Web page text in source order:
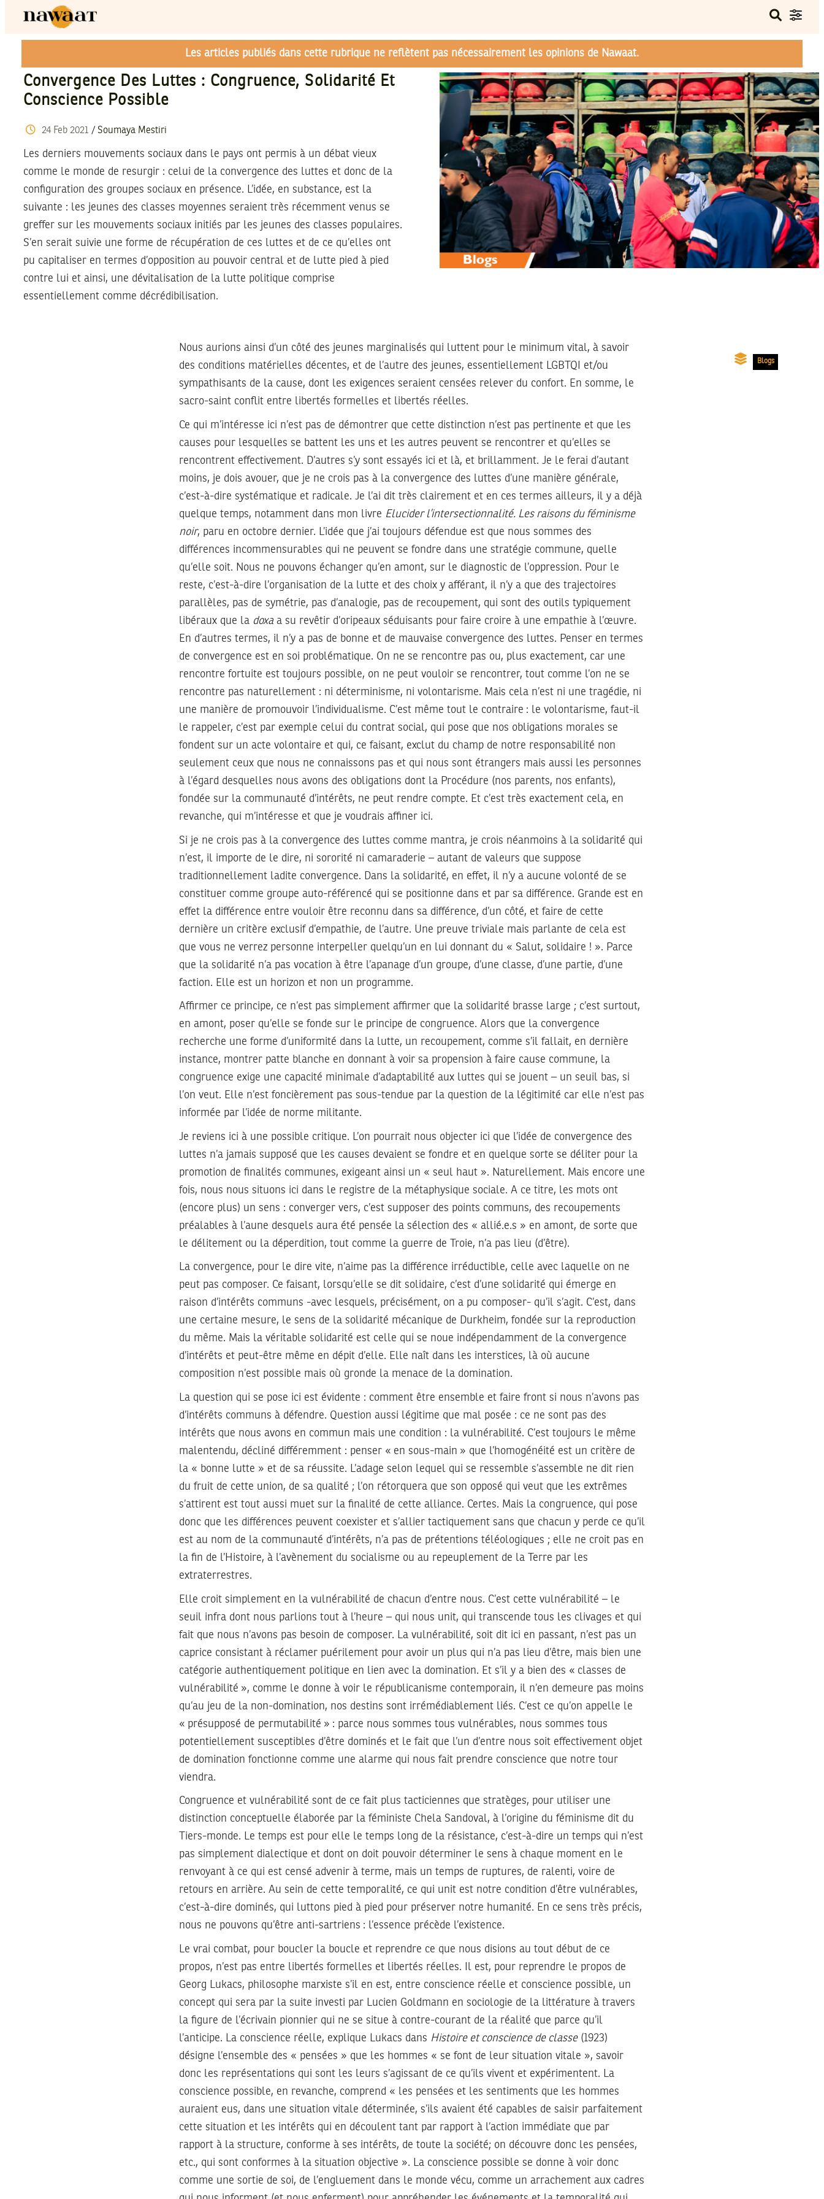
Les articles publiés dans cette rubrique ne reflètent pas nécessairement les opinions de Nawaat.
Convergence Des Luttes : Congruence, Solidarité Et
Conscience Possible
24 Feb 2021 / Soumaya Mestiri
Les derniers mouvements sociaux dans le pays ont permis à un débat vieux
comme le monde de resurgir : celui de la convergence des luttes et donc de la
configuration des groupes sociaux en présence. L’idée, en substance, est la
suivante : les jeunes des classes moyennes seraient très récemment venus se
greffer sur les mouvements sociaux initiés par les jeunes des classes populaires.
S’en serait suivie une forme de récupération de ces luttes et de ce qu’elles ont
pu capitaliser en termes d’opposition au pouvoir central et de lutte pied à pied
contre lui et ainsi, une dévitalisation de la lutte politique comprise
essentiellement comme décrédibilisation.
Blogs
Nous aurions ainsi d’un côté des jeunes marginalisés qui luttent pour le minimum vital, à savoir
des conditions matérielles décentes, et de l’autre des jeunes, essentiellement LGBTQI et/ou
sympathisants de la cause, dont les exigences seraient censées relever du confort. En somme, le
sacro-saint conflit entre libertés formelles et libertés réelles.
Ce qui m’intéresse ici n’est pas de démontrer que cette distinction n’est pas pertinente et que les
causes pour lesquelles se battent les uns et les autres peuvent se rencontrer et qu’elles se
rencontrent effectivement. D’autres s’y sont essayés ici et là, et brillamment. Je le ferai d’autant
moins, je dois avouer, que je ne crois pas à la convergence des luttes d’une manière générale,
c’est-à-dire systématique et radicale. Je l’ai dit très clairement et en ces termes ailleurs, il y a déjà
quelque temps, notamment dans mon livre Elucider l’intersectionnalité. Les raisons du féminisme
noir, paru en octobre dernier. L’idée que j’ai toujours défendue est que nous sommes des
différences incommensurables qui ne peuvent se fondre dans une stratégie commune, quelle
qu’elle soit. Nous ne pouvons échanger qu’en amont, sur le diagnostic de l’oppression. Pour le
reste, c’est-à-dire l’organisation de la lutte et des choix y afférant, il n’y a que des trajectoires
parallèles, pas de symétrie, pas d’analogie, pas de recoupement, qui sont des outils typiquement
libéraux que la doxa a su revêtir d’oripeaux séduisants pour faire croire à une empathie à l’œuvre.
En d’autres termes, il n’y a pas de bonne et de mauvaise convergence des luttes. Penser en termes
de convergence est en soi problématique. On ne se rencontre pas ou, plus exactement, car une
rencontre fortuite est toujours possible, on ne peut vouloir se rencontrer, tout comme l’on ne se
rencontre pas naturellement : ni déterminisme, ni volontarisme. Mais cela n’est ni une tragédie, ni
une manière de promouvoir l’individualisme. C’est même tout le contraire : le volontarisme, faut-il
le rappeler, c’est par exemple celui du contrat social, qui pose que nos obligations morales se
fondent sur un acte volontaire et qui, ce faisant, exclut du champ de notre responsabilité non
seulement ceux que nous ne connaissons pas et qui nous sont étrangers mais aussi les personnes
à l’égard desquelles nous avons des obligations dont la Procédure (nos parents, nos enfants),
fondée sur la communauté d’intérêts, ne peut rendre compte. Et c’est très exactement cela, en
revanche, qui m’intéresse et que je voudrais affiner ici.
Si je ne crois pas à la convergence des luttes comme mantra, je crois néanmoins à la solidarité qui
n’est, il importe de le dire, ni sororité ni camaraderie – autant de valeurs que suppose
traditionnellement ladite convergence. Dans la solidarité, en effet, il n’y a aucune volonté de se
constituer comme groupe auto-référencé qui se positionne dans et par sa différence. Grande est en
effet la différence entre vouloir être reconnu dans sa différence, d’un côté, et faire de cette
dernière un critère exclusif d’empathie, de l’autre. Une preuve triviale mais parlante de cela est
que vous ne verrez personne interpeller quelqu’un en lui donnant du « Salut, solidaire ! ». Parce
que la solidarité n’a pas vocation à être l’apanage d’un groupe, d’une classe, d’une partie, d’une
faction. Elle est un horizon et non un programme.
Affirmer ce principe, ce n’est pas simplement affirmer que la solidarité brasse large ; c’est surtout,
en amont, poser qu’elle se fonde sur le principe de congruence. Alors que la convergence
recherche une forme d’uniformité dans la lutte, un recoupement, comme s’il fallait, en dernière
instance, montrer patte blanche en donnant à voir sa propension à faire cause commune, la
congruence exige une capacité minimale d’adaptabilité aux luttes qui se jouent – un seuil bas, si
l’on veut. Elle n’est foncièrement pas sous-tendue par la question de la légitimité car elle n’est pas
informée par l’idée de norme militante.
Je reviens ici à une possible critique. L’on pourrait nous objecter ici que l’idée de convergence des
luttes n’a jamais supposé que les causes devaient se fondre et en quelque sorte se déliter pour la
promotion de finalités communes, exigeant ainsi un « seul haut ». Naturellement. Mais encore une
fois, nous nous situons ici dans le registre de la métaphysique sociale. A ce titre, les mots ont
(encore plus) un sens : converger vers, c’est supposer des points communs, des recoupements
préalables à l’aune desquels aura été pensée la sélection des « allié.e.s » en amont, de sorte que
le délitement ou la déperdition, tout comme la guerre de Troie, n’a pas lieu (d’être).
La convergence, pour le dire vite, n’aime pas la différence irréductible, celle avec laquelle on ne
peut pas composer. Ce faisant, lorsqu’elle se dit solidaire, c’est d’une solidarité qui émerge en
raison d’intérêts communs -avec lesquels, précisément, on a pu composer- qu’il s’agit. C’est, dans
une certaine mesure, le sens de la solidarité mécanique de Durkheim, fondée sur la reproduction
du même. Mais la véritable solidarité est celle qui se noue indépendamment de la convergence
d’intérêts et peut-être même en dépit d’elle. Elle naît dans les interstices, là où aucune
composition n’est possible mais où gronde la menace de la domination.
La question qui se pose ici est évidente : comment être ensemble et faire front si nous n’avons pas
d’intérêts communs à défendre. Question aussi légitime que mal posée : ce ne sont pas des
intérêts que nous avons en commun mais une condition : la vulnérabilité. C’est toujours le même
malentendu, décliné différemment : penser « en sous-main » que l’homogénéité est un critère de
la « bonne lutte » et de sa réussite. L’adage selon lequel qui se ressemble s’assemble ne dit rien
du fruit de cette union, de sa qualité ; l’on rétorquera que son opposé qui veut que les extrêmes
s’attirent est tout aussi muet sur la finalité de cette alliance. Certes. Mais la congruence, qui pose
donc que les différences peuvent coexister et s’allier tactiquement sans que chacun y perde ce qu’il
est au nom de la communauté d’intérêts, n’a pas de prétentions téléologiques ; elle ne croit pas en
la fin de l’Histoire, à l’avènement du socialisme ou au repeuplement de la Terre par les
extraterrestres.
Elle croit simplement en la vulnérabilité de chacun d’entre nous. C’est cette vulnérabilité – le
seuil infra dont nous parlions tout à l’heure – qui nous unit, qui transcende tous les clivages et qui
fait que nous n’avons pas besoin de composer. La vulnérabilité, soit dit ici en passant, n’est pas un
caprice consistant à réclamer puérilement pour avoir un plus qui n’a pas lieu d’être, mais bien une
catégorie authentiquement politique en lien avec la domination. Et s’il y a bien des « classes de
vulnérabilité », comme le donne à voir le républicanisme contemporain, il n’en demeure pas moins
qu’au jeu de la non-domination, nos destins sont irrémédiablement liés. C’est ce qu’on appelle le
« présupposé de permutabilité » : parce nous sommes tous vulnérables, nous sommes tous
potentiellement susceptibles d’être dominés et le fait que l’un d’entre nous soit effectivement objet
de domination fonctionne comme une alarme qui nous fait prendre conscience que notre tour
viendra.
Congruence et vulnérabilité sont de ce fait plus tacticiennes que stratèges, pour utiliser une
distinction conceptuelle élaborée par la féministe Chela Sandoval, à l’origine du féminisme dit du
Tiers-monde. Le temps est pour elle le temps long de la résistance, c’est-à-dire un temps qui n’est
pas simplement dialectique et dont on doit pouvoir déterminer le sens à chaque moment en le
renvoyant à ce qui est censé advenir à terme, mais un temps de ruptures, de ralenti, voire de
retours en arrière. Au sein de cette temporalité, ce qui unit est notre condition d’être vulnérables,
c’est-à-dire dominés, qui luttons pied à pied pour préserver notre humanité. En ce sens très précis,
nous ne pouvons qu’être anti-sartriens : l’essence précède l’existence.
Le vrai combat, pour boucler la boucle et reprendre ce que nous disions au tout début de ce
propos, n’est pas entre libertés formelles et libertés réelles. Il est, pour reprendre le propos de
Georg Lukacs, philosophe marxiste s’il en est, entre conscience réelle et conscience possible, un
concept qui sera par la suite investi par Lucien Goldmann en sociologie de la littérature à travers
la figure de l’écrivain pionnier qui ne se situe à contre-courant de la réalité que parce qu’il
l’anticipe. La conscience réelle, explique Lukacs dans Histoire et conscience de classe(1923)
désigne l’ensemble des « pensées » que les hommes « se font de leur situation vitale », savoir
donc les représentations qui sont les leurs s’agissant de ce qu’ils vivent et expérimentent. La
conscience possible, en revanche, comprend « les pensées et les sentiments que les hommes
auraient eus, dans une situation vitale déterminée, s’ils avaient été capables de saisir parfaitement
cette situation et les intérêts qui en découlent tant par rapport à l’action immédiate que par
rapport à la structure, conforme à ses intérêts, de toute la société; on découvre donc les pensées,
etc., qui sont conformes à la situation objective ». La conscience possible se donne à voir donc
comme une sortie de soi, de l’engluement dans le monde vécu, comme un arrachement aux cadres